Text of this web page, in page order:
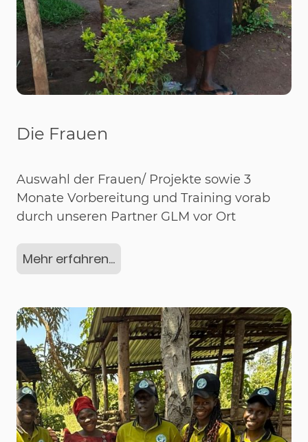
Die Frauen
Auswahl der Frauen/ Projekte sowie 3
Monate Vorbereitung und Training vorab
durch unseren Partner GLM vor Ort
Mehr erfahren...